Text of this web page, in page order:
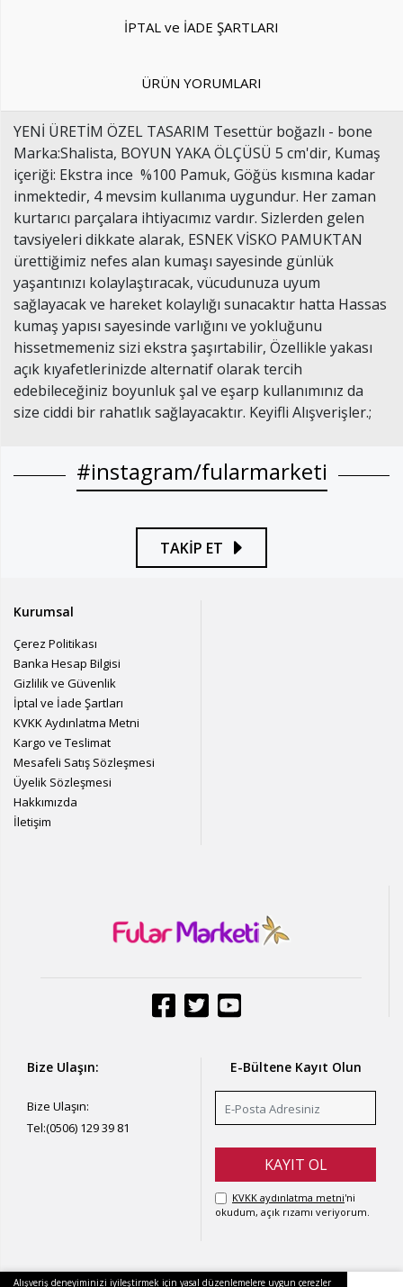
İPTAL ve İADE ŞARTLARI
ÜRÜN YORUMLARI
YENİ ÜRETİM ÖZEL TASARIM Tesettür boğazlı - bone
Marka:Shalista, BOYUN YAKA ÖLÇÜSÜ 5 cm'dir, Kumaş
içeriği: Ekstra ince %100 Pamuk, Göğüs kısmına kadar
inmektedir, 4 mevsim kullanıma uygundur. Her zaman
kurtarıcı parçalara ihtiyacımız vardır. Sizlerden gelen
tavsiyeleri dikkate alarak, ESNEK VİSKO PAMUKTAN
ürettiğimiz nefes alan kumaşı sayesinde günlük
yaşantınızı kolaylaştıracak, vücudunuza uyum
sağlayacak ve hareket kolaylığı sunacaktır hatta Hassas
kumaş yapısı sayesinde varlığını ve yokluğunu
hissetmemeniz sizi ekstra şaşırtabilir, Özellikle yakası
açık kıyafetlerinizde alternatif olarak tercih
edebileceğiniz boyunluk şal ve eşarp kullanımınız da
size ciddi bir rahatlık sağlayacaktır. Keyifli Alışverişler.;
#instagram/fularmarketi
TAKİP ET
Kurumsal
Çerez Politikası
Banka Hesap Bilgisi
Gizlilik ve Güvenlik
İptal ve İade Şartları
KVKK Aydınlatma Metni
Kargo ve Teslimat
Mesafeli Satış Sözleşmesi
Üyelik Sözleşmesi
Hakkımızda
İletişim
Bize Ulaşın:
Bize Ulaşın:
Tel:(0506) 129 39 81
E-Bültene Kayıt Olun
KVKK aydınlatma metni'ni
okudum, açık rızamı veriyorum.
Alışveriş deneyiminizi iyileştirmek için yasal düzenlemelere uygun çerezler